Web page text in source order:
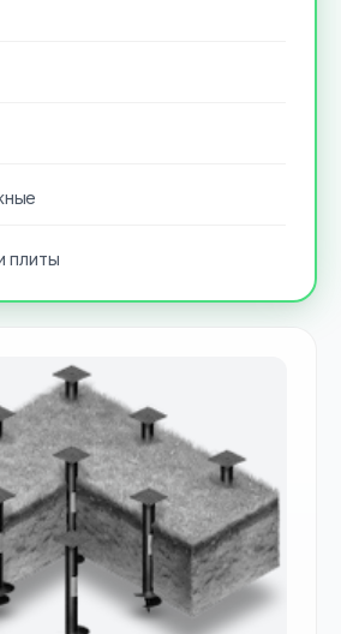
плиты